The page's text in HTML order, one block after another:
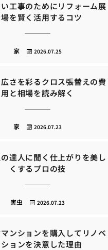
工事のためにリフォーム展
を賢く活用するコツ
2026.07.25
家
さを彩るクロス張替えの費
用と相場を読み解く
2026.07.23
家
達人に聞く仕上がりを美し
くするプロの技
2026.07.23
害虫
ンションを購入してリノベ
ョンを決意した理由